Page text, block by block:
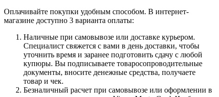
Оплачивайте покупки удобным способом. В интернет-
магазине доступно 3 варианта оплаты:
Наличные при самовывозе или доставке курьером.
Специалист свяжется с вами в день доставки, чтобы
уточнить время и заранее подготовить сдачу с любой
купюры. Вы подписываете товаросопроводительные
документы, вносите денежные средства, получаете
товар и чек.
Безналичный расчет при самовывозе или оформлении в